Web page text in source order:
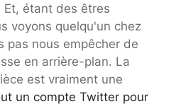
étant des êtres
voyons quelqu'un chez
pas nous empêcher de
en arrière-plan. La
est vraiment une
un compte Twitter pour